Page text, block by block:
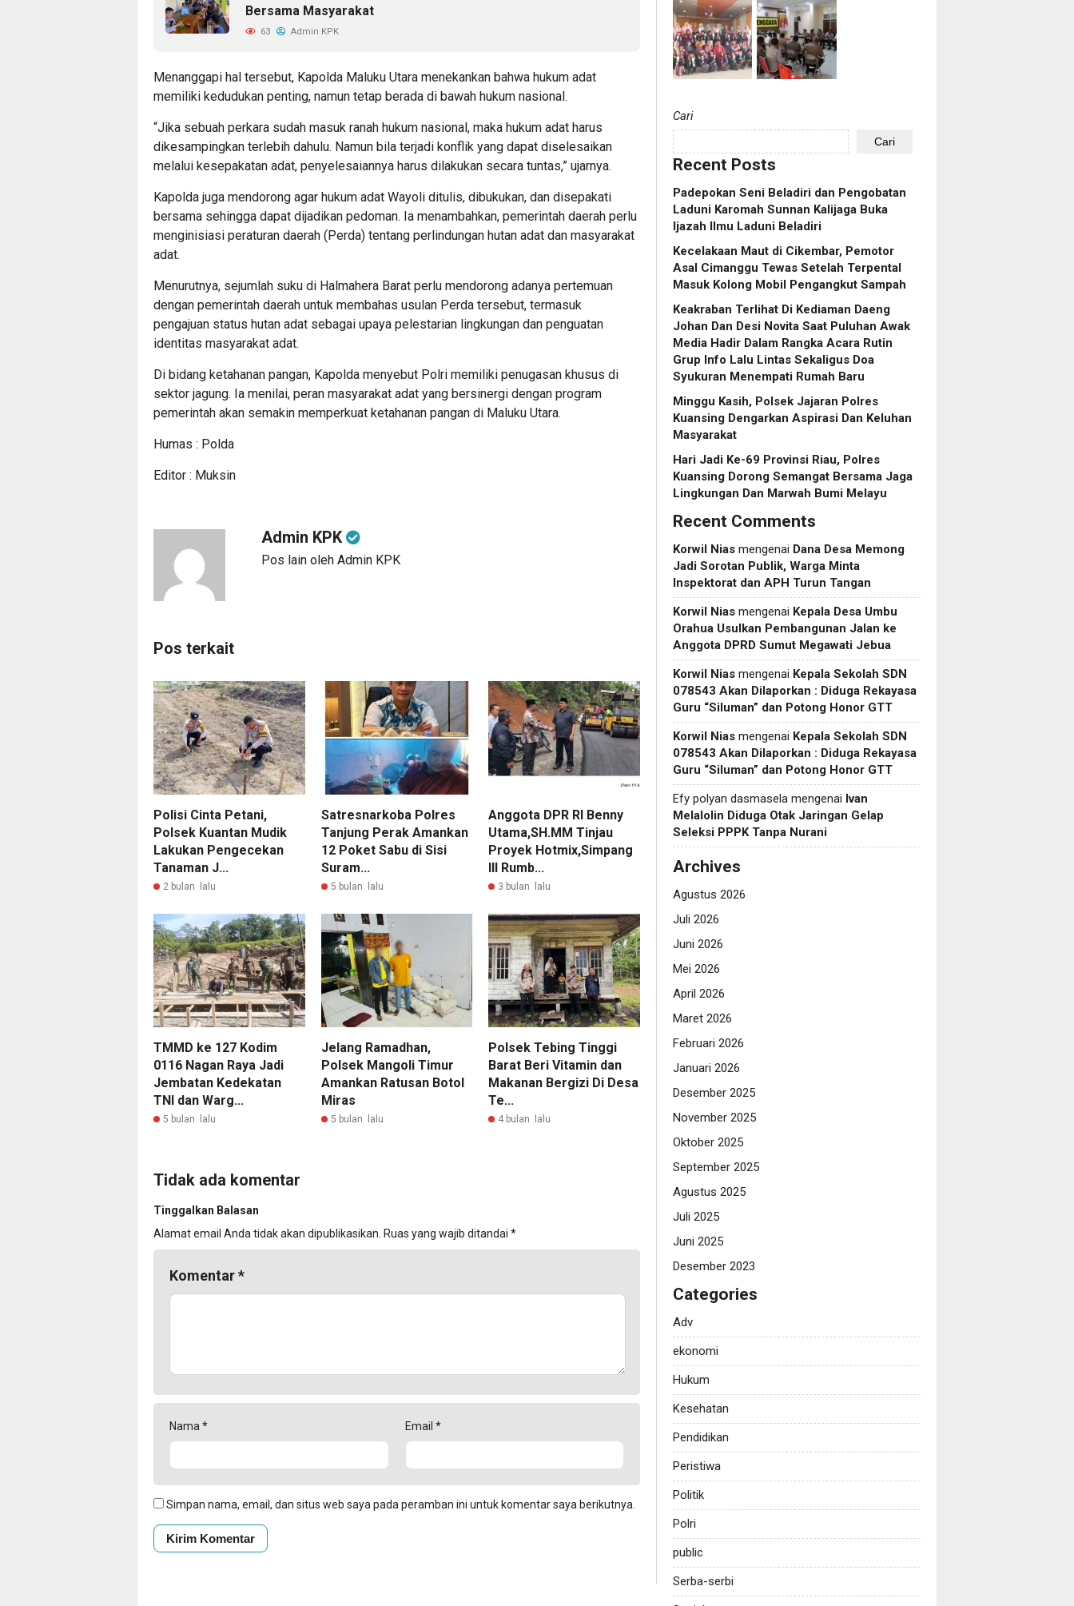
Bersama Masyarakat
63 Admin KPK
Menanggapi hal tersebut, Kapolda Maluku Utara menekankan bahwa hukum adat
memiliki kedudukan penting, namun tetap berada di bawah hukum nasional.
“Jika sebuah perkara sudah masuk ranah hukum nasional, maka hukum adat harus
dikesampingkan terlebih dahulu. Namun bila terjadi konflik yang dapat diselesaikan
melalui kesepakatan adat, penyelesaiannya harus dilakukan secara tuntas,” ujarnya.
Kapolda juga mendorong agar hukum adat Wayoli ditulis, dibukukan, dan disepakati
bersama sehingga dapat dijadikan pedoman. Ia menambahkan, pemerintah daerah perlu
menginisiasi peraturan daerah (Perda) tentang perlindungan hutan adat dan masyarakat
adat.
Menurutnya, sejumlah suku di Halmahera Barat perlu mendorong adanya pertemuan
dengan pemerintah daerah untuk membahas usulan Perda tersebut, termasuk
pengajuan status hutan adat sebagai upaya pelestarian lingkungan dan penguatan
identitas masyarakat adat.
Di bidang ketahanan pangan, Kapolda menyebut Polri memiliki penugasan khusus di
sektor jagung. Ia menilai, peran masyarakat adat yang bersinergi dengan program
pemerintah akan semakin memperkuat ketahanan pangan di Maluku Utara.
Humas : Polda
Editor : Muksin
Admin KPK
Pos lain oleh Admin KPK
Pos terkait
Polisi Cinta Petani,
Polsek Kuantan Mudik
Lakukan Pengecekan
Tanaman J...
2 bulan lalu
Satresnarkoba Polres
Tanjung Perak Amankan
12 Poket Sabu di Sisi
Suram...
5 bulan lalu
Anggota DPR RI Benny
Utama,SH.MM Tinjau
Proyek Hotmix,Simpang
lll Rumb...
3 bulan lalu
TMMD ke 127 Kodim
0116 Nagan Raya Jadi
Jembatan Kedekatan
TNI dan Warg...
5 bulan lalu
Jelang Ramadhan,
Polsek Mangoli Timur
Amankan Ratusan Botol
Miras
5 bulan lalu
Polsek Tebing Tinggi
Barat Beri Vitamin dan
Makanan Bergizi Di Desa
Te...
4 bulan lalu
Tidak ada komentar
Tinggalkan Balasan
Alamat email Anda tidak akan dipublikasikan. Ruas yang wajib ditandai *
Komentar*
Nama* Email *
Simpan nama, email, dan situs web saya pada peramban ini untuk komentar saya berikutnya.
Cari
Cari
Recent Posts
Padepokan Seni Beladiri dan Pengobatan
Laduni Karomah Sunnan Kalijaga Buka
Ijazah Ilmu Laduni Beladiri
Kecelakaan Maut di Cikembar, Pemotor
Asal Cimanggu Tewas Setelah Terpental
Masuk Kolong Mobil Pengangkut Sampah
Keakraban Terlihat Di Kediaman Daeng
Johan Dan Desi Novita Saat Puluhan Awak
Media Hadir Dalam Rangka Acara Rutin
Grup Info Lalu Lintas Sekaligus Doa
Syukuran Menempati Rumah Baru
Minggu Kasih, Polsek Jajaran Polres
Kuansing Dengarkan Aspirasi Dan Keluhan
Masyarakat
Hari Jadi Ke-69 Provinsi Riau, Polres
Kuansing Dorong Semangat Bersama Jaga
Lingkungan Dan Marwah Bumi Melayu
Recent Comments
Korwil Nias mengenai Dana Desa Memong
Jadi Sorotan Publik, Warga Minta
Inspektorat dan APH Turun Tangan
Korwil Nias mengenai Kepala Desa Umbu
Orahua Usulkan Pembangunan Jalan ke
Anggota DPRD Sumut Megawati Jebua
Korwil Nias mengenai Kepala Sekolah SDN
078543 Akan Dilaporkan : Diduga Rekayasa
Guru “Siluman” dan Potong Honor GTT
Korwil Nias mengenai Kepala Sekolah SDN
078543 Akan Dilaporkan : Diduga Rekayasa
Guru “Siluman” dan Potong Honor GTT
Efy polyan dasmasela mengenai Ivan
Melalolin Diduga Otak Jaringan Gelap
Seleksi PPPK Tanpa Nurani
Archives
Agustus 2026
Juli 2026
Juni 2026
Mei 2026
April 2026
Maret 2026
Februari 2026
Januari 2026
Desember 2025
November 2025
Oktober 2025
September 2025
Agustus 2025
Juli 2025
Juni 2025
Desember 2023
Categories
Adv
ekonomi
Hukum
Kesehatan
Pendidikan
Peristiwa
Politik
Polri
public
Serba-serbi